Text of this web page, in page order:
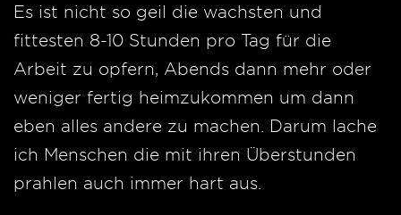
Es ist nicht so geil die wachsten und
fittesten 8-10 Stunden pro Tag für die
Arbeit zu opfern, Abends dann mehr oder
weniger fertig heimzukommen um dann
eben alles andere zu machen. Darum lache
ich Menschen die mit ihren Überstunden
prahlen auch immer hart aus.